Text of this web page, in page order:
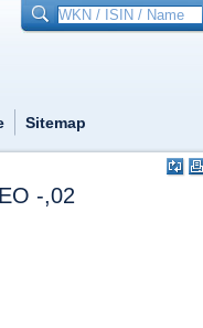
Sitemap
-,02